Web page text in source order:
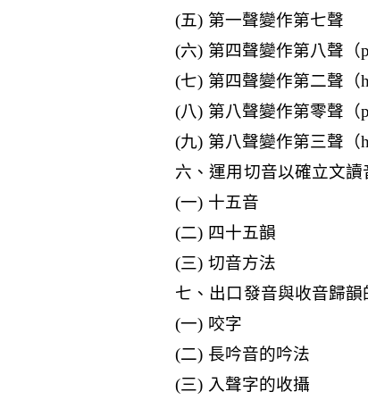
(五) 第一聲變作第七聲
(六) 第四聲變作第八聲（
(七) 第四聲變作第二聲（
(八) 第八聲變作第零聲（
(九) 第八聲變作第三聲（
六、運用切音以確立文讀
(一) 十五音
(二) 四十五韻
(三) 切音方法
七、出口發音與收音歸韻
(一) 咬字
(二) 長吟音的吟法
(三) 入聲字的收攝